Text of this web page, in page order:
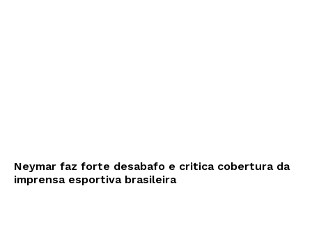
Neymar faz forte desabafo e critica cobertura da
imprensa esportiva brasileira